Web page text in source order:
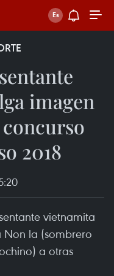
imagen
2018
vietnamita
Non la (sombrero
a otras